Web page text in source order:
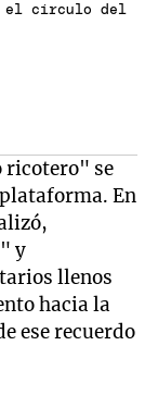
el círculo del
ricotero" se
En
y
llenos
hacia la
ese recuerdo